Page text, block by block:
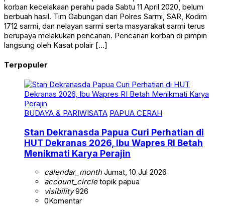
korban kecelakaan perahu pada Sabtu 11 April 2020, belum
berbuah hasil. Tim Gabungan dari Polres Sarmi, SAR, Kodim
1712 sarmi, dan nelayan sarmi serta masyarakat sarmi terus
berupaya melakukan pencarian. Pencarian korban di pimpin
langsung oleh Kasat polair […]
Terpopuler
BUDAYA & PARIWISATA PAPUA CERAH
Stan Dekranasda Papua Curi Perhatian di
HUT Dekranas 2026, Ibu Wapres RI Betah
Menikmati Karya Perajin
calendar_monthJumat, 10 Jul 2026
account_circletopik papua
visibility926
0Komentar